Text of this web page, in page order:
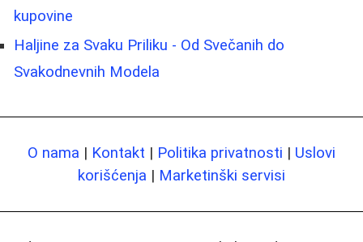
kupovine
Haljine za Svaku Priliku - Od Svečanih do
Svakodnevnih Modela
O nama | Kontakt | Politika privatnosti | Uslovi
korišćenja | Marketinški servisi